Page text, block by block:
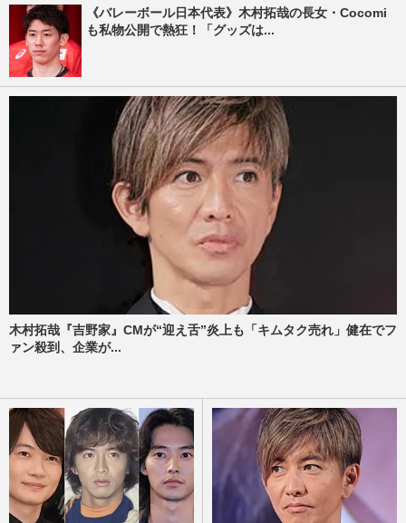
《バレーボール日本代表》木村拓哉の長女・Cocomi
も私物公開で熱狂！「グッズは...
木村拓哉『吉野家』CMが“迎え舌”炎上も「キムタク売れ」健在でフ
ァン殺到、企業が...